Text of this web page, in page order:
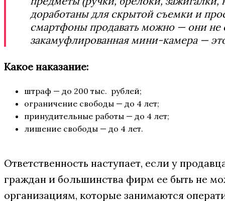
доработаны для скрытой съемки и
смартфоны продавать можно — они не
закамуфлированная мини-камера —
Какое наказание:
штраф — до 200 тыс. рублей;
ограничение свободы — до 4 лет;
принудительные работы — до 4 лет;
лишение свободы — до 4 лет.
Ответственность наступает, если у
граждан и большинства фирм ее быть не
организациям, которые занимаются